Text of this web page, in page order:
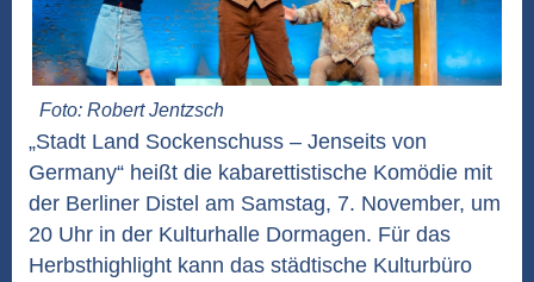
Foto: Robert Jentzsch
„Stadt Land Sockenschuss – Jenseits von
Germany“ heißt die kabarettistische Komödie mit
der Berliner Distel am Samstag, 7. November, um
20 Uhr in der Kulturhalle Dormagen. Für das
Herbsthighlight kann das städtische Kulturbüro